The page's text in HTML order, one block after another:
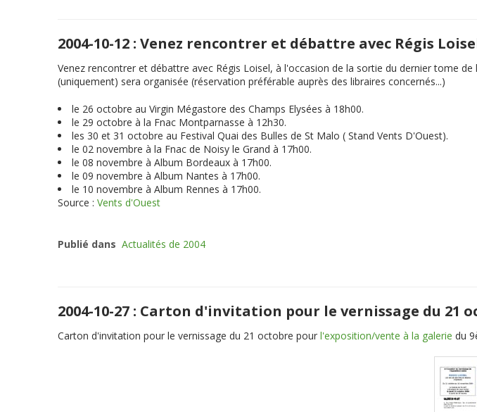
2004-10-12 : Venez rencontrer et débattre avec Régis
Venez rencontrer et débattre avec Régis Loisel, à l'occasion de la sortie du dernier tome
(uniquement) sera organisée (réservation préférable auprès des libraires concernés...)
le 26 octobre au Virgin Mégastore des Champs Elysées à 18h00.
le 29 octobre à la Fnac Montparnasse à 12h30.
les 30 et 31 octobre au Festival Quai des Bulles de St Malo ( Stand Vents D'Ouest).
le 02 novembre à la Fnac de Noisy le Grand à 17h00.
le 08 novembre à Album Bordeaux à 17h00.
le 09 novembre à Album Nantes à 17h00.
le 10 novembre à Album Rennes à 17h00.
Source : Vents d'Ouest
Publié dans Actualités de 2004
2004-10-27 : Carton d'invitation pour le vernissage du 21
Carton d'invitation pour le vernissage du 21 octobre pour l'exposition/vente à la galerie du